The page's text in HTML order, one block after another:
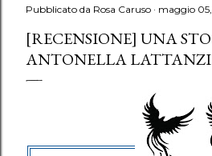
Pubblicato da Rosa Caruso maggio 05,
[RECENSIONE] UNA
ANTONELLA LATTANZI